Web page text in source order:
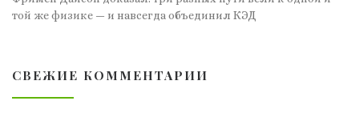
той же физике — и навсегда объединил КЭД
СВЕЖИЕ КОММЕНТАРИИ